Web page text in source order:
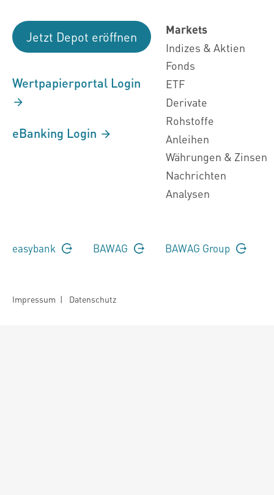
Jetzt Depot eröffnen
Wertpapierportal Login
eBanking Login
Markets
Indizes & Aktien
Fonds
ETF
Derivate
Rohstoffe
Anleihen
Währungen & Zinsen
Nachrichten
Analysen
easybank BAWAG BAWAG Group
Impressum | Datenschutz